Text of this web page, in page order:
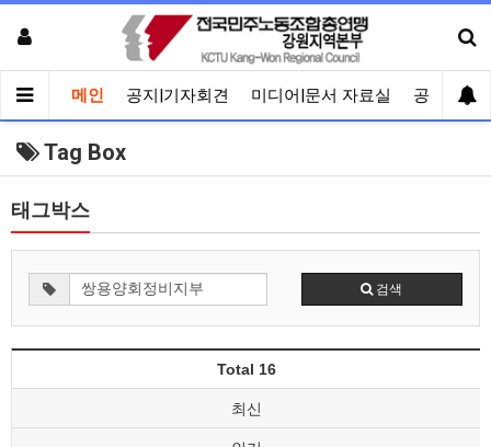
메인 공지|기자회견 미디어|문서 자료실 공유게시
Tag Box
태그박스
검색
Total 16
최신